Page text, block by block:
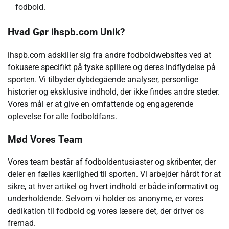
fodbold.
Hvad Gør ihspb.com Unik?
ihspb.com adskiller sig fra andre fodboldwebsites ved at
fokusere specifikt på tyske spillere og deres indflydelse på
sporten. Vi tilbyder dybdegående analyser, personlige
historier og eksklusive indhold, der ikke findes andre steder.
Vores mål er at give en omfattende og engagerende
oplevelse for alle fodboldfans.
Mød Vores Team
Vores team består af fodboldentusiaster og skribenter, der
deler en fælles kærlighed til sporten. Vi arbejder hårdt for at
sikre, at hver artikel og hvert indhold er både informativt og
underholdende. Selvom vi holder os anonyme, er vores
dedikation til fodbold og vores læsere det, der driver os
fremad.